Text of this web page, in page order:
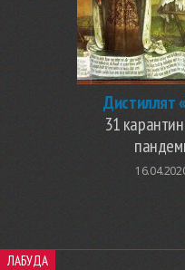
Дистиллят
31
ЛАБУДА